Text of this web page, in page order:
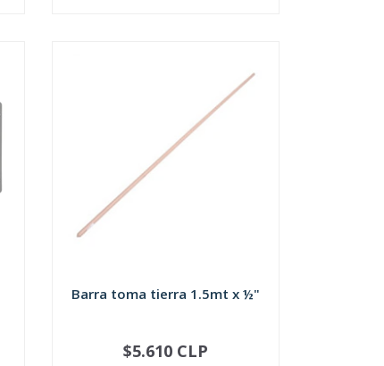
Barra toma tierra 1.5mt x ½"
SOLD OUT
$5.610 CLP